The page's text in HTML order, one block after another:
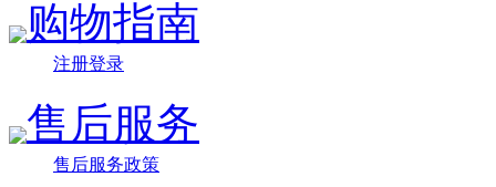
购物指南
注册登录
售后服务
售后服务政策